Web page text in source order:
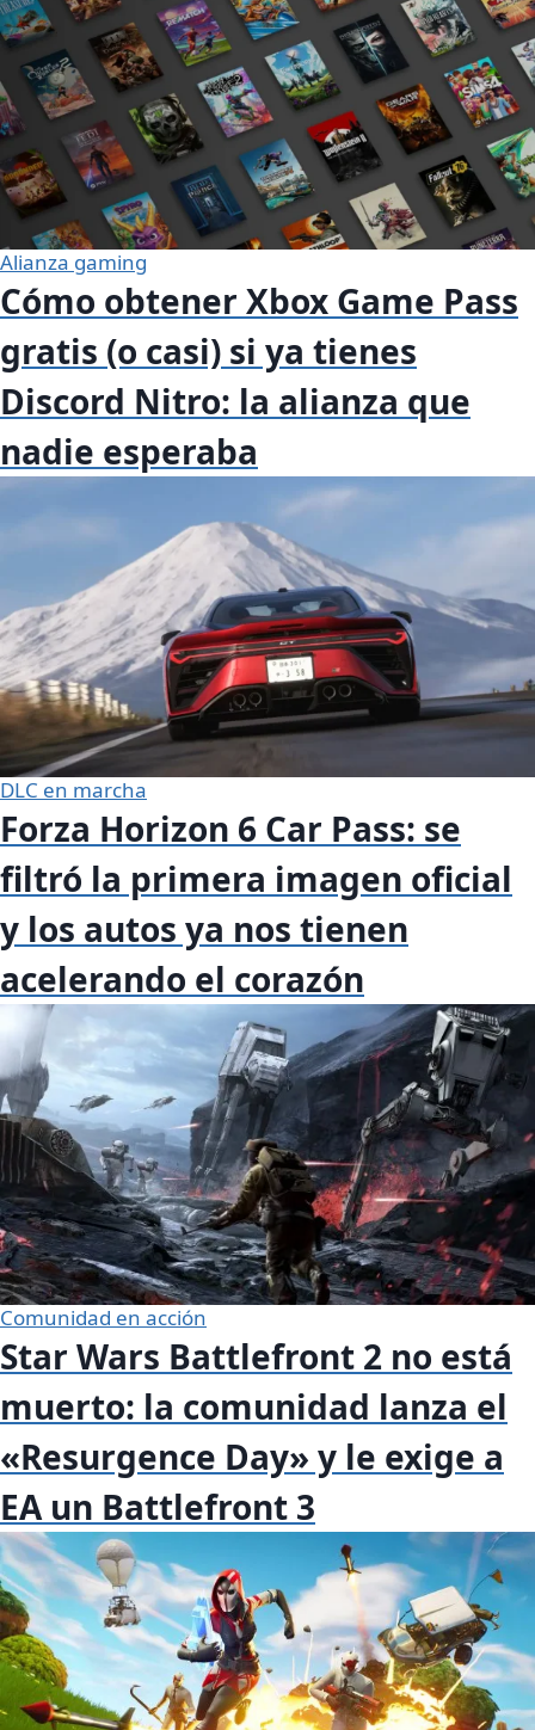
Alianza gaming
Cómo obtener Xbox Game Pass
gratis (o casi) si ya tienes
Discord Nitro: la alianza que
nadie esperaba
DLC en marcha
Forza Horizon 6 Car Pass: se
filtró la primera imagen oficial
y los autos ya nos tienen
acelerando el corazón
Comunidad en acción
Star Wars Battlefront 2 no está
muerto: la comunidad lanza el
«Resurgence Day» y le exige a
EA un Battlefront 3